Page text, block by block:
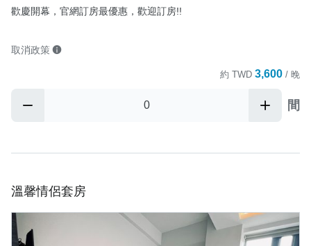
歡慶開幕，官網訂房最優惠，歡迎訂房!!
取消政策
約 TWD 3,600 / 晚
間
溫馨情侶套房